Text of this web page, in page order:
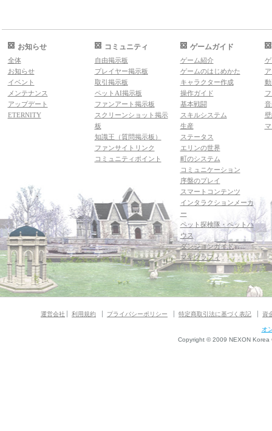
お知らせ
全体
お知らせ
イベント
メンテナンス
アップデート
ETERNITY
コミュニティ
自由掲示板
プレイヤー掲示板
取引掲示板
ペットAI掲示板
ファンアート掲示板
スクリーンショット掲示
板
知識王（質問掲示板）
ファンサイトリンク
コミュニティポイント
ゲームガイド
ゲーム紹介
ゲームのはじめかた
キャラクター作成
操作ガイド
基本戦闘
スキルシステム
生産
ステータス
エリンの世界
町のシステム
コミュニケーション
序盤のプレイ
スマートコンテンツ
インタラクションメーカ
ー
ペット探検隊・ペットハ
ウス
ダンジョンガイド
マギグラフィ
運営会社 利用規約 プライバシーポリシー 特定商取引法に基づく表記 資
オ
Copyright © 2009 NEXON Korea